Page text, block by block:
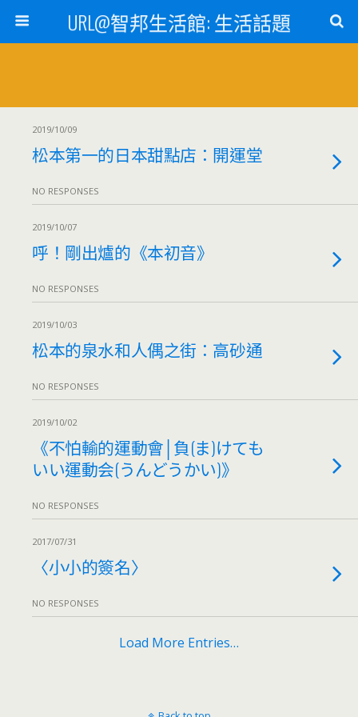
URL@智邦生活館: 生活話題
2019/10/09
松本第一的日本甜點店：開運堂
NO RESPONSES
2019/10/07
呼！剛出爐的《本初音》
NO RESPONSES
2019/10/03
松本的泉水和人偶之街：高砂通
NO RESPONSES
2019/10/02
《不怕輸的運動會│負(ま)けても
いい運動会(うんどうかい)》
NO RESPONSES
2017/07/31
〈小小的簽名〉
NO RESPONSES
Load More Entries…